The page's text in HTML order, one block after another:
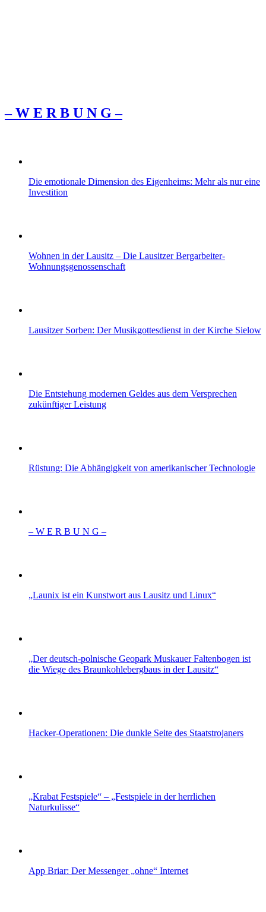
– W Ε R Β U Ν G –
Die emotionale Dimension des Eigenheims: Mehr als nur eine
Investition
Wohnen in der Lausitz – Die Lausitzer Bergarbeiter-
Wohnungsgenossenschaft
Lausitzer Sorben: Der Musikgottesdienst in der Kirche Sielow
Die Entstehung modernen Geldes aus dem Versprechen
zukünftiger Leistung
Rüstung: Die Abhängigkeit von amerikanischer Technologie
– W Ε R Β U Ν G –
„Launix ist ein Kunstwort aus Lausitz und Linux“
„Der deutsch-polnische Geopark Muskauer Faltenbogen ist
die Wiege des Braunkohlebergbaus in der Lausitz“
Hacker-Operationen: Die dunkle Seite des Staatstrojaners
„Krabat Festspiele“ – „Festspiele in der herrlichen
Naturkulisse“
App Briar: Der Messenger „ohne“ Internet